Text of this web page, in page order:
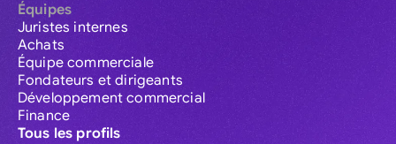
Équipes
Juristes internes
Achats
Équipe commerciale
Fondateurs et dirigeants
Développement commercial
Finance
Tous les profils